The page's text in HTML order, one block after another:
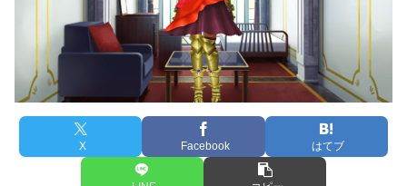
X Facebook はてブ